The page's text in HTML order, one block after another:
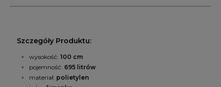
Szczegóły Produktu:
wysokość: 100 cm
pojemność: 695 litrów
materiał: polietylen